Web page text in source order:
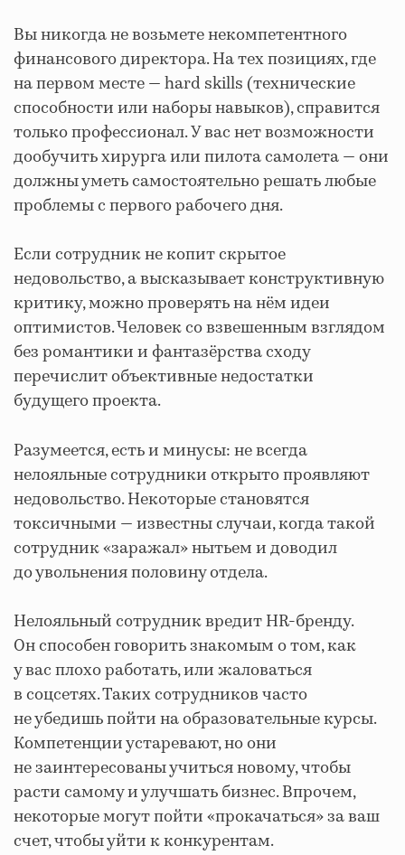
Вы никогда не возьмете некомпетентного
финансового директора. На тех позициях, где
на первом месте — hard skills (технические
способности или наборы навыков), справится
только профессионал. У вас нет возможности
дообучить хирурга или пилота самолета — они
должны уметь самостоятельно решать любые
проблемы с первого рабочего дня.
Если сотрудник не копит скрытое
недовольство, а высказывает конструктивную
критику, можно проверять на нём идеи
оптимистов. Человек со взвешенным взглядом
без романтики и фантазёрства сходу
перечислит объективные недостатки
будущего проекта.
Разумеется, есть и минусы:не всегда
нелояльные сотрудники открыто проявляют
недовольство. Некоторые становятся
токсичными — известны случаи, когда такой
сотрудник «заражал» нытьем и доводил
до увольнения половину отдела.
Нелояльный сотрудник вредит HR-бренду.
Он способен говорить знакомым о том, как
у вас плохо работать, или жаловаться
в соцсетях. Таких сотрудников часто
не убедишь пойти на образовательные курсы.
Компетенции устаревают, но они
не заинтересованы учиться новому, чтобы
расти самому и улучшать бизнес. Впрочем,
некоторые могут пойти «прокачаться» за ваш
счет, чтобы уйти к конкурентам.